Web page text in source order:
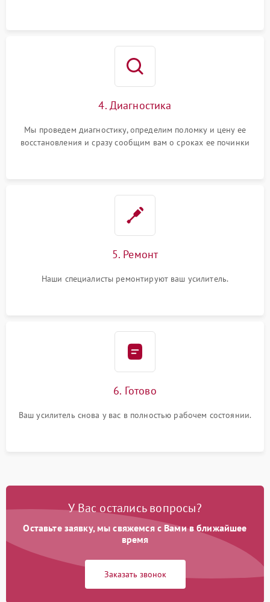
4. Диагностика
Мы проведем диагностику, определим поломку и цену ее
восстановления и сразу сообщим вам о сроках ее починки
5. Ремонт
Наши специалисты ремонтируют ваш усилитель.
6. Готово
Ваш усилитель снова у вас в полностью рабочем состоянии.
У Вас остались вопросы?
Оставьте заявку, мы свяжемся с Вами в ближайшее
время
Заказать звонок